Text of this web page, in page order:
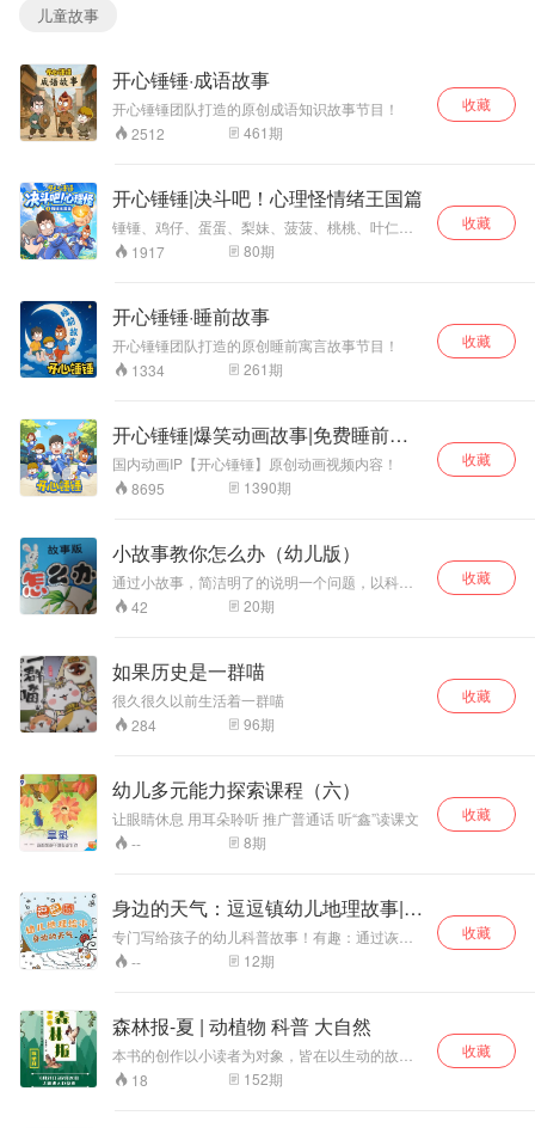
儿童故事
开心锤锤·成语故事
开心锤锤团队打造的原创成语知识故事节目！
2512
461期
收藏
开心锤锤|决斗吧！心理怪情绪王国篇
锤锤、鸡仔、蛋蛋、梨妹、菠菠、桃桃、叶仁、
薛霸——八个少年在一次暑假话剧排练中，意外
踏入了一个神秘的“情绪王国”。这里曾被八位精灵
纷纷出现了吞噬内心力量的“心理怪”，它们封印精
灵、霸占村庄，把好端端的王国搅成了一锅粥。
想回家？没路。 坐以待毙？不存在的。 少年们踏
上横跨八个情绪村庄的冒险旅程，沉睡的王国还
能否迎来属于它的晨曦？准备好了吗？和八位少
1917 80期
收藏
开心锤锤·睡前故事
开心锤锤团队打造的原创睡前寓言故事节目！
1334
261期
收藏
开心锤锤|爆笑动画故事|免费睡前故
事
国内动画IP【开心锤锤】原创动画视频内容！
8695
1390期
收藏
小故事教你怎么办（幼儿版）
通过小故事，简洁明了的说明一个问题，以科学
教育为目的，旨以提高儿童的综合素质，增强他
们的自信心和面对突发事件时的应变能力。
42 20期
收藏
如果历史是一群喵
很久很久以前生活着一群喵
284
96期
收藏
幼儿多元能力探索课程（六）
让眼睛休息 用耳朵聆听 推广普通话 听“鑫”读课文
--
8期
收藏
身边的天气：逗逗镇幼儿地理故事|幼
儿科普
专门写给孩子的幼儿科普故事！有趣：通过诙谐
幽默的故事讲述6种常见天气。科学：中国科学院
谭宁博士审订推荐。口碑：育儿达人大J推荐，宝
-- 12期
收藏
森林报-夏 | 动植物 科普 大自然
本书的创作以小读者为对象，皆在以生动的故事
和写实的叙述，向少年儿童传授科学知识，激发
其探索大自然奥秘的兴趣并培养热爱大自然、关
18 152期
收藏